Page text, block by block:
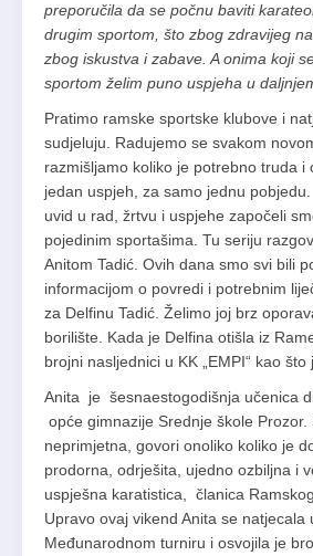
preporučila da se počnu baviti
drugim sportom, što zbog zdravijeg
zbog iskustva i zabave. A onima koji
sportom želim puno uspjeha u
Pratimo ramske sportske klubove i
sudjeluju. Radujemo se svakom
razmišljamo koliko je potrebno truda i
jedan uspjeh, za samo jednu
uvid u rad, žrtvu i uspjehe započeli
pojedinim sportašima. Tu seriju
Anitom Tadić. Ovih dana smo svi bili
informacijom o povredi i potrebnim
za Delfinu Tadić. Želimo joj brz
borilište. Kada je Delfina otišla iz
brojni nasljednici u KK „EMPI“ kao što
Anita je šesnaestogodišnja učenica
opće gimnazije Srednje škole Prozor.
neprimjetna, govori onoliko koliko je
prodorna, odrješita, ujedno ozbiljna i
uspješna karatistica, članica Ramskog
Upravo ovaj vikend Anita se natjecala
Međunarodnom turniru i osvojila je